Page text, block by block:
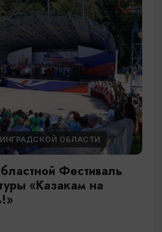
ОБЛАСТИ
Фестиваль
«Казакам на